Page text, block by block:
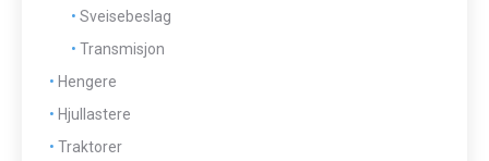
Sveisebeslag
Transmisjon
Hengere
Hjullastere
Traktorer